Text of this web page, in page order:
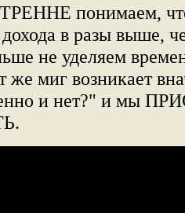
понимаем,
в разы выше,
не уделяем
же миг возникает
и нет?" и мы